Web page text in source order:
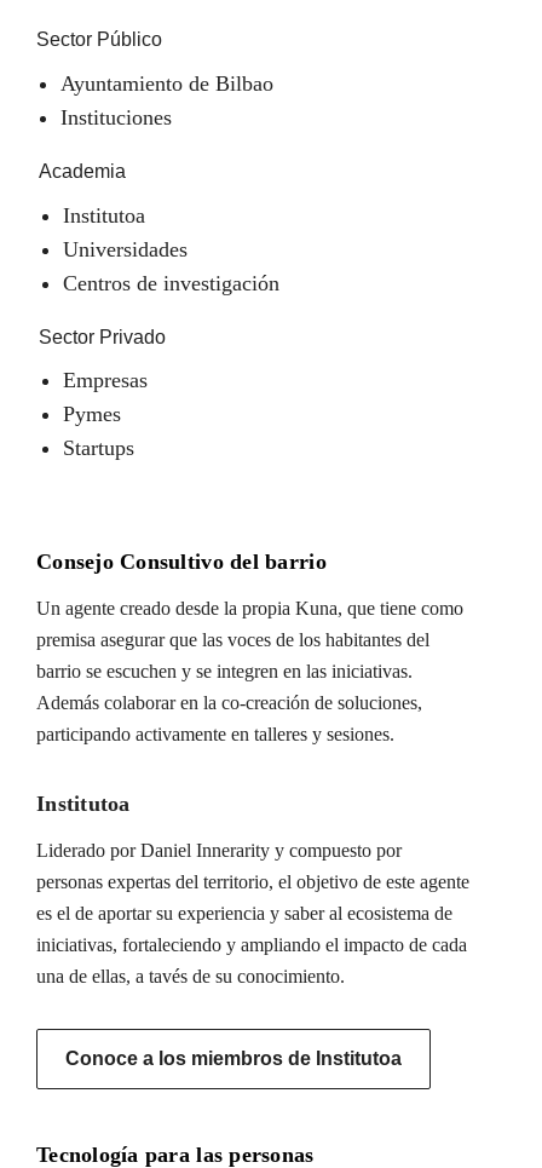
Sector Público
Ayuntamiento de Bilbao
Instituciones
Academia
Institutoa
Universidades
Centros de investigación
Sector Privado
Empresas
Pymes
Startups
Consejo Consultivo del barrio
Un agente creado desde la propia Kuna, que tiene como
premisa asegurar que las voces de los habitantes del
barrio se escuchen y se integren en las iniciativas.
Además colaborar en la co-creación de soluciones,
participando activamente en talleres y sesiones.
Institutoa
Liderado por Daniel Innerarity y compuesto por
personas expertas del territorio, el objetivo de este agente
es el de aportar su experiencia y saber al ecosistema de
iniciativas, fortaleciendo y ampliando el impacto de cada
una de ellas, a tavés de su conocimiento.
Conoce a los miembros de Institutoa
Tecnología para las personas